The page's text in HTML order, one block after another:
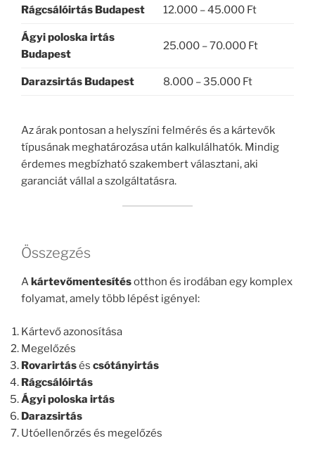
Rágcsálóirtás Budapest 12.000 – 45.000 Ft
Ágyi poloska irtás
Budapest
25.000 – 70.000 Ft
Darazsirtás Budapest 8.000 – 35.000 Ft
Az árak pontosan a helyszíni felmérés és a kártevők
típusának meghatározása után kalkulálhatók. Mindig
érdemes megbízható szakembert választani, aki
garanciát vállal a szolgáltatásra.
Összegzés
Akártevőmentesítésotthon és irodában egy komplex
folyamat, amely több lépést igényel:
Kártevő azonosítása
Megelőzés
Rovarirtásés csótányirtás
Rágcsálóirtás
Ágyi poloska irtás
Darazsirtás
Utóellenőrzés és megelőzés